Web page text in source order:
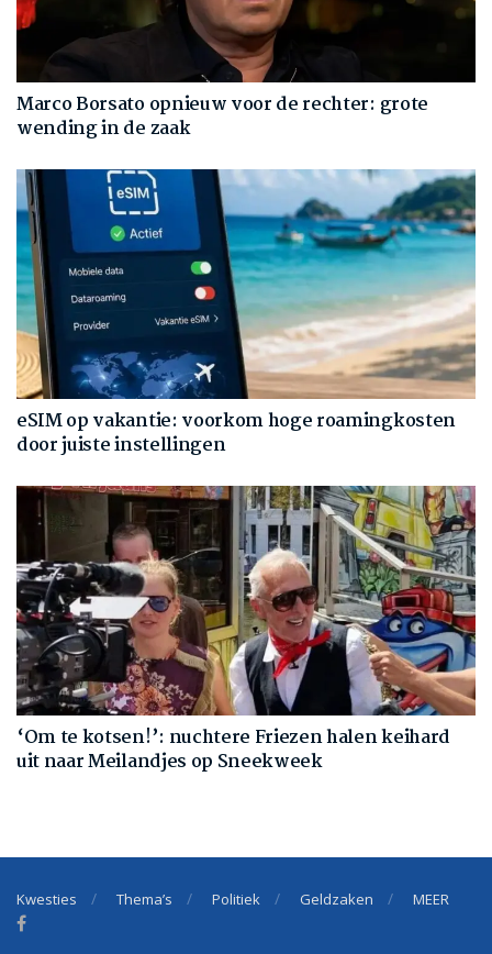
Marco Borsato opnieuw voor de rechter: grote
wending in de zaak
eSIM op vakantie: voorkom hoge roamingkosten
door juiste instellingen
‘Om te kotsen!’: nuchtere Friezen halen keihard
uit naar Meilandjes op Sneekweek
Kwesties Thema’s Politiek Geldzaken MEER